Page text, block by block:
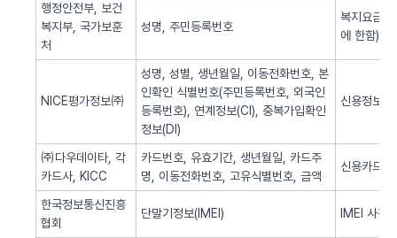
행정안전부, 보건
복지부, 국가보훈
처
성명, 주민등록번호
복지요금
에 한함)
NICE평가정보㈜
성명, 성별, 생년월일, 이동전화번호, 본
인확인 식별번호(주민등록번호, 외국인
등록번호), 연계정보(CI), 중복가입확인
정보(DI)
신용정보
㈜다우데이타, 각
카드사, KICC
카드번호, 유효기간, 생년월일, 카드주
명, 이동전화번호, 고유식별번호, 금액
신용카드
한국정보통신진흥
협회
단말기정보(IMEI) IMEI 사전